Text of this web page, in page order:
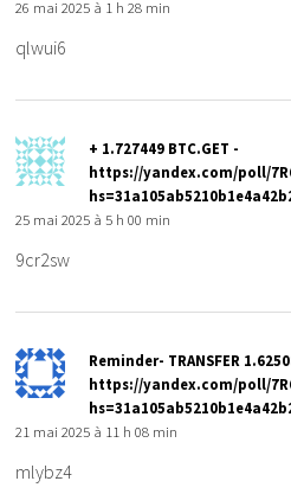
26 mai 2025 à 1 h 28 min
qlwui6
+ 1.727449 BTC.GET -
https://yandex.com/poll/
25 mai 2025 à 5 h 00 min
9cr2sw
Reminder- TRANSFER
https://yandex.com/poll/
21 mai 2025 à 11 h 08 min
mlybz4